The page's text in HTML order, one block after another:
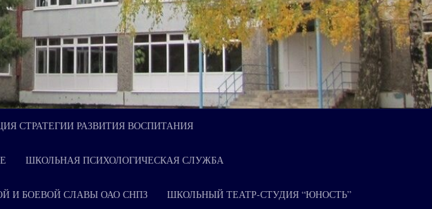
СТРАТЕГИИ РАЗВИТИЯ ВОСПИТАНИЯ
ШКОЛЬНАЯ ПСИХОЛОГИЧЕСКАЯ СЛУЖБА
И БОЕВОЙ СЛАВЫ ОАО СНПЗ ШКОЛЬНЫЙ ТЕАТР-СТУДИЯ “ЮНОСТЬ”